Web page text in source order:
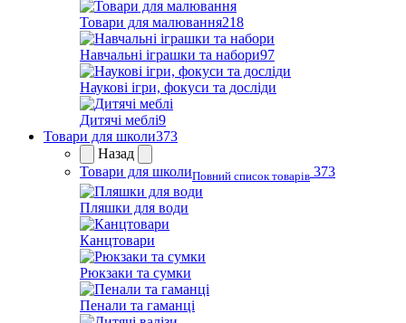
Товари для малювання218
Навчальні іграшки та набори97
Наукові ігри, фокуси та досліди
Дитячі меблі9
Товари для школи373
Назад
Товари для школиПовний список товарів 373
Пляшки для води
Канцтовари
Рюкзаки та сумки
Пенали та гаманці